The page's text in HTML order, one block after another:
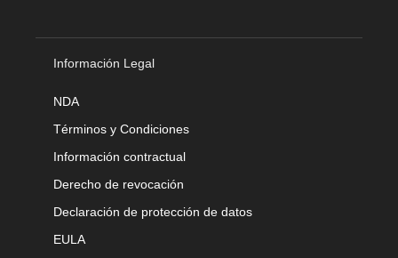
Información Legal
NDA
Términos y Condiciones
Información contractual
Derecho de revocación
Declaración de protección de datos
EULA